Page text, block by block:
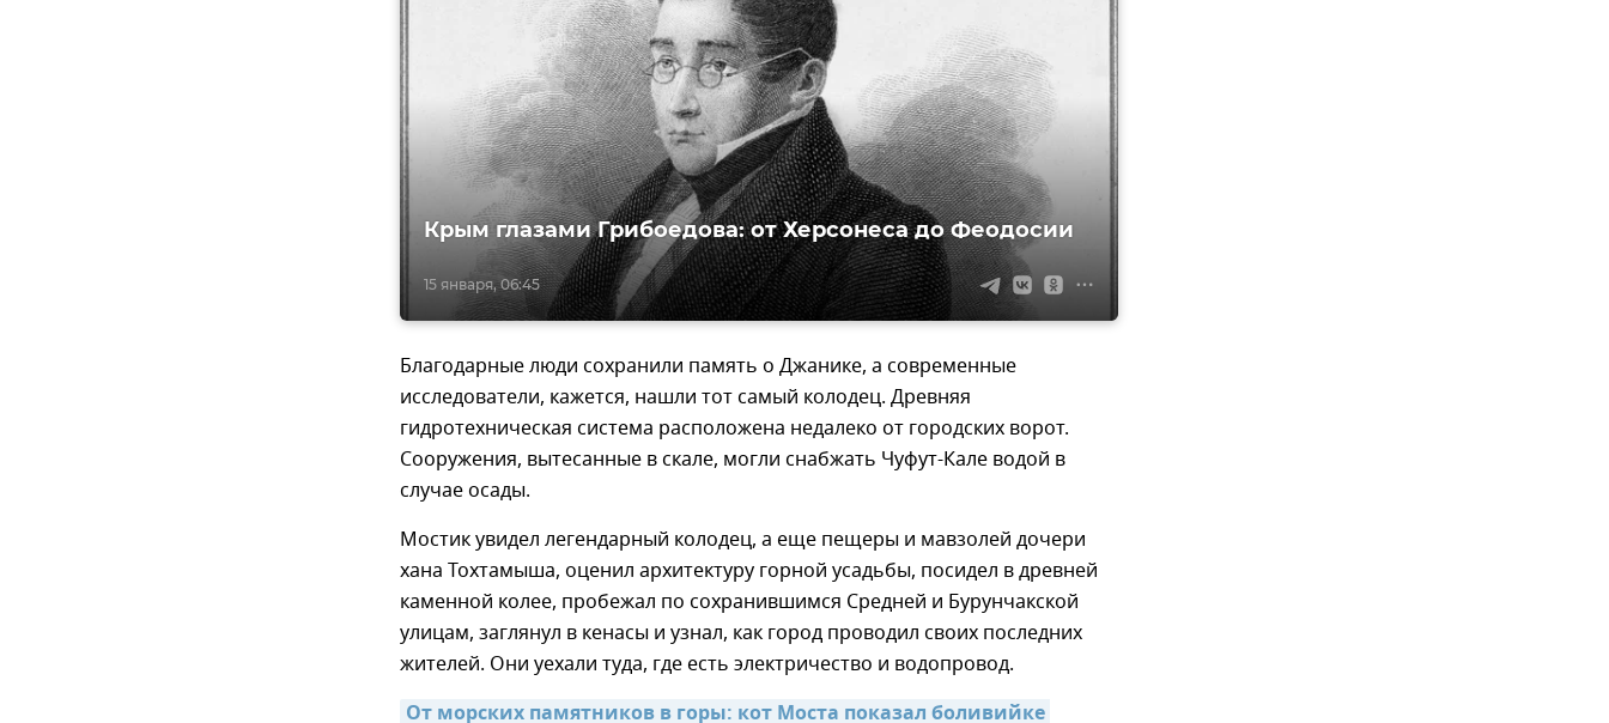
15 января, 06:45
Крым глазами Грибоедова: от Херсонеса до Феодосии
Благодарные люди сохранили память о Джанике, а современные
исследователи, кажется, нашли тот самый колодец. Древняя
гидротехническая система расположена недалеко от городских ворот.
Сооружения, вытесанные в скале, могли снабжать Чуфут-Кале водой в
случае осады.
Мостик увидел легендарный колодец, а еще пещеры и мавзолей дочери
хана Тохтамыша, оценил архитектуру горной усадьбы, посидел в древней
каменной колее, пробежал по сохранившимся Средней и Бурунчакской
улицам, заглянул в кенасы и узнал, как город проводил своих последних
жителей. Они уехали туда, где есть электричество и водопровод.
От морских памятников в горы: кот Моста показал боливийке